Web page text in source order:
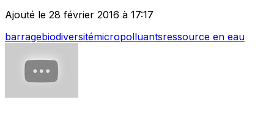
Ajouté le 28 février 2016 à 17:17
barragebiodiversitémicropolluantsressource en eau